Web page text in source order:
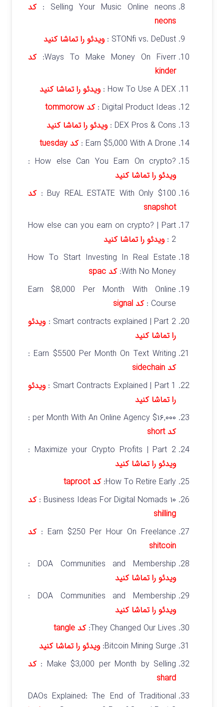
Selling Your Music Online neons :
کد
neons
STONfi vs. DeDust : ویدئو را تماشا کنید
Ways To Make Money On Fiverr:
کد
kinder
How To Use A DEX : ویدئو را تماشا کنید
Digital Product Ideas : کد tommorow
DEX Pros & Cons : ویدئو را تماشا کنید
Earn $5,000 With A Drone : کد tuesday
?How else Can You Earn On crypto :
ویدئو را تماشا کنید
Buy REAL ESTATE With Only $100 :
کد
snapshot
How else can you earn on crypto? | Part
2 : ویدئو را تماشا کنید
How To Start Investing In Real Estate
With No Money: کد spac
Earn $8,000 Per Month With Online
Course : کد signal
Smart contracts explained | Part 2 :
ویدئو
را تماشا کنید
Earn $5500 Per Month On Text Writing :
کد sidechain
Smart Contracts Explained | Part 1 :
ویدئو
را تماشا کنید
$۱۶,۰۰۰ per Month With An Online Agency :
کد short
Maximize your Crypto Profits | Part 2 :
ویدئو را تماشا کنید
How To Retire Early: کد taproot
۱۰ Business Ideas For Digital Nomads :
کد
shilling
Earn $250 Per Hour On Freelance :
کد
shitcoin
DOA Communities and Membership :
ویدئو را تماشا کنید
DOA Communities and Membership :
ویدئو را تماشا کنید
They Changed Our Lives: کد tangle
Bitcoin Mining Surge: ویدئو را تماشا کنید
Make $3,000 per Month by Selling :
کد
shard
DAOs Explained: The End of Traditional